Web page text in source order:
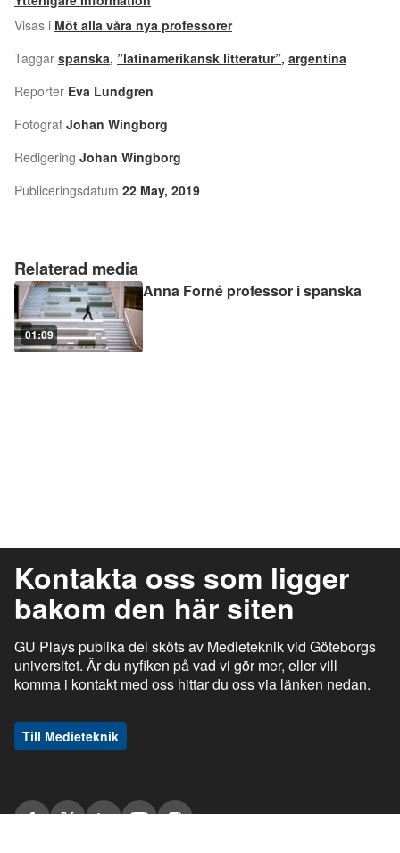
Relaterad media
01:09
Anna Forné professor i spanska
Visas i Möt alla våra nya professorer
Taggar spanska, ”latinamerikansk litteratur”, argentina
Reporter Eva Lundgren
Fotograf Johan Wingborg
Redigering Johan Wingborg
Publiceringsdatum 22 May, 2019
Kontakta oss som ligger
bakom den här siten
GU Plays publika del sköts av Medieteknik vid Göteborgs
universitet. Är du nyfiken på vad vi gör mer, eller vill
komma i kontakt med oss hittar du oss via länken nedan.
Till Medieteknik